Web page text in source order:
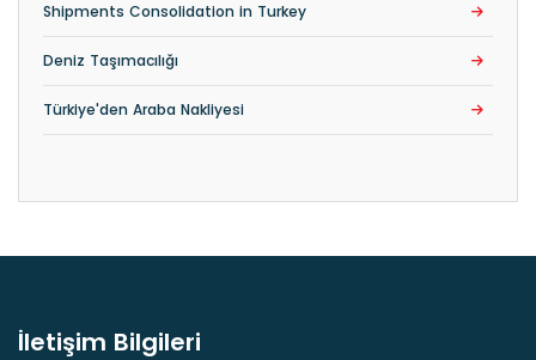
Shipments Consolidation in Turkey
Deniz Taşımacılığı
Türkiye'den Araba Nakliyesi
İletişim Bilgileri